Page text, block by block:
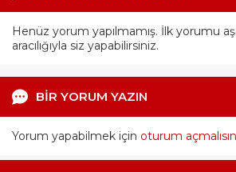
Henüz yorum yapılmamış. İlk yorumu
aracılığıyla siz yapabilirsiniz.
BİR YORUM YAZIN
Yorum yapabilmek için oturum